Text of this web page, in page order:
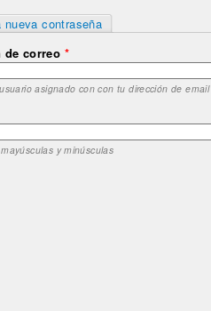
contraseña
de correo *
asignado con con tu dirección de email
y minúsculas